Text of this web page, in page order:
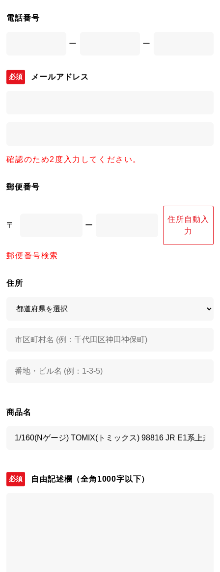
電話番号
ー ー
メールアドレス
確認のため2度入力してください。
郵便番号
〒 ー
住所自動入
力
郵便番号検索
住所
商品名
自由記述欄 （全角1000字以下）